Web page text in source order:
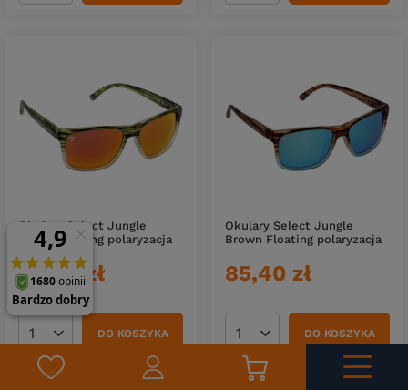
Okulary Select Jungle
Green Floating polaryzacja
85,40 zł
Ilość produktówDO KOSZYKA
Okulary Select Jungle
Brown Floating polaryzacja
85,40 zł
Ilość produktówDO KOSZYKA